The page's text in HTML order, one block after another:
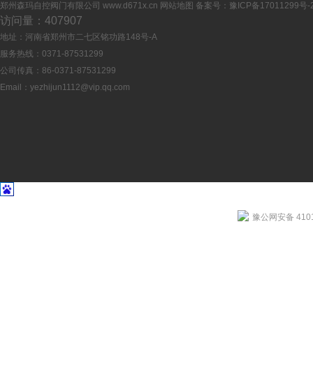
郑州森玛自控阀门有限公司 www.d671x.cn 网站地图 备案号： 豫ICP备17011299号-
访问量：407907
地址：河南省郑州市二七区铭功路148号-A
服务热线：0371-87531299
公司传真：86-0371-87531299
Email： yezhijun1112@vip.qq.com
豫公网安备